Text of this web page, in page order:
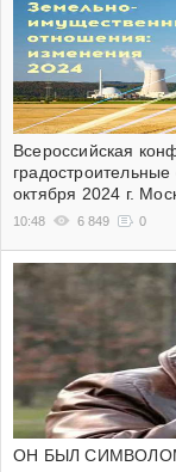
Всероссийская
октября 2024 г.
10:48 6 849 0
ОН БЫЛ